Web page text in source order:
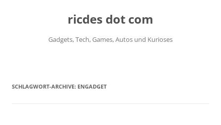
ricdes dot com
Gadgets, Tech, Games, Autos und Kurioses
SCHLAGWORT-ARCHIVE: ENGADGET